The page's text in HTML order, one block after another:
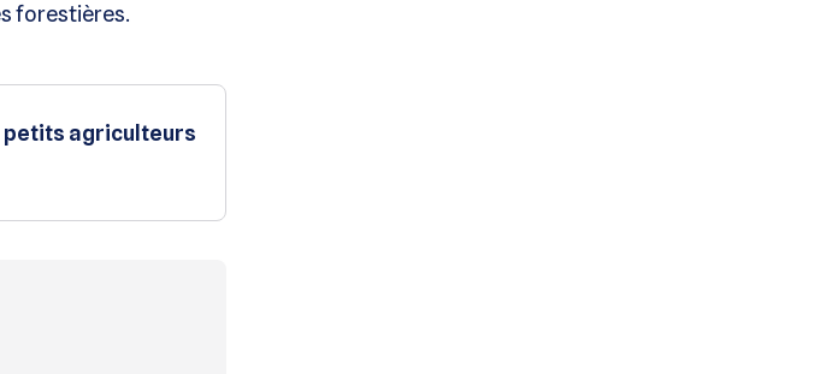
forestières.
petits agriculteurs